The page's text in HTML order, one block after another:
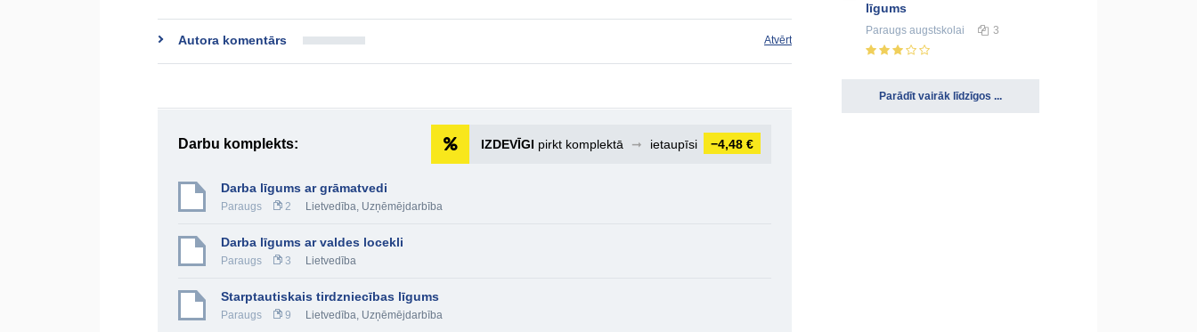
Autora komentārs Atvērt
Darbu komplekts: IZDEVĪGI pirkt komplektā ➞ ietaupīsi −4,48 €
Darba līgums ar grāmatvedi
Paraugs 2 Lietvedība, Uzņēmējdarbība
Darba līgums ar valdes locekli
Paraugs 3 Lietvedība
Starptautiskais tirdzniecības līgums
Paraugs 9 Lietvedība, Uzņēmējdarbība
līgums
Paraugs augstskolai 3
Parādīt vairāk līdzīgos ...